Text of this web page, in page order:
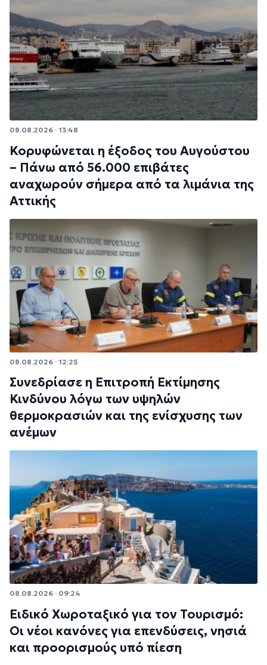
08.08.2026 · 13:48
Κορυφώνεται η έξοδος του Αυγούστου
– Πάνω από 56.000 επιβάτες
αναχωρούν σήμερα από τα λιμάνια της
Αττικής
08.08.2026 · 12:25
Συνεδρίασε η Επιτροπή Εκτίμησης
Κινδύνου λόγω των υψηλών
θερμοκρασιών και της ενίσχυσης των
ανέμων
08.08.2026 · 09:24
Ειδικό Χωροταξικό για τον Τουρισμό:
Οι νέοι κανόνες για επενδύσεις, νησιά
και προορισμούς υπό πίεση